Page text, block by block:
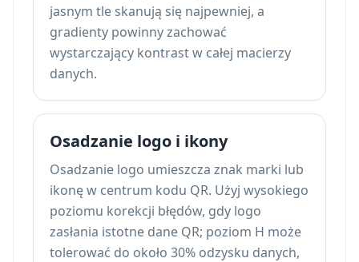
jasnym tle skanują się najpewniej, a
gradienty powinny zachować
wystarczający kontrast w całej macierzy
danych.
Osadzanie logo i ikony
Osadzanie logo umieszcza znak marki lub
ikonę w centrum kodu QR. Użyj wysokiego
poziomu korekcji błędów, gdy logo
zasłania istotne dane QR; poziom H może
tolerować do około 30% odzysku danych,